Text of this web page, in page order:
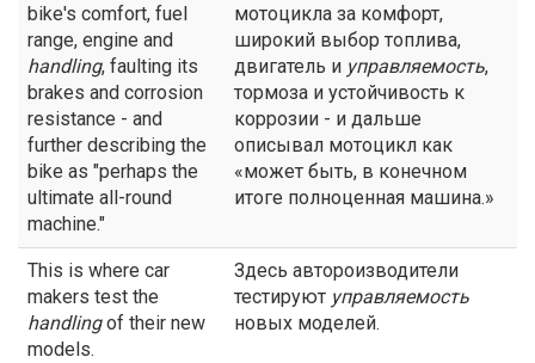
bike's comfort, fuel
range, engine and
handling, faulting its
brakes and corrosion
resistance - and
further describing the
bike as "perhaps the
ultimate all-round
machine."
мотоцикла за комфорт,
широкий выбор топлива,
двигатель и управляемость,
тормоза и устойчивость к
коррозии - и дальше
описывал мотоцикл как
«может быть, в конечном
итоге полноценная машина.»
This is where car
makers test the
handlingof their new
models.
Здесь автороизводители
тестируют управляемость
новых моделей.